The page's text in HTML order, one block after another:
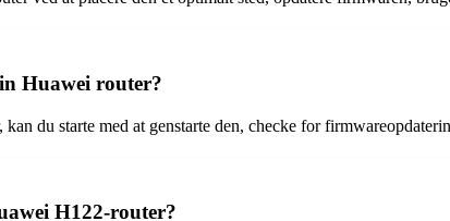
Huawei router?
du starte med at genstarte den, checke for
H122-router?